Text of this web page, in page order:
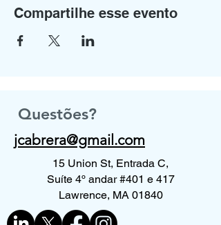
Compartilhe esse evento
Questões?
jcabrera@gmail.com
15 Union St, Entrada C,
Suíte 4º andar #401 e 417
Lawrence, MA 01840